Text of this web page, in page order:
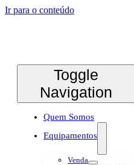
Ir para o conteúdo
Toggle
Navigation
Quem Somos
Equipamentos
Venda